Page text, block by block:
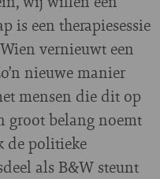
is een therapiesessie
vernieuwt een
nieuwe manier
mensen die dit op
groot belang noemt
de politieke
als B&W steunt